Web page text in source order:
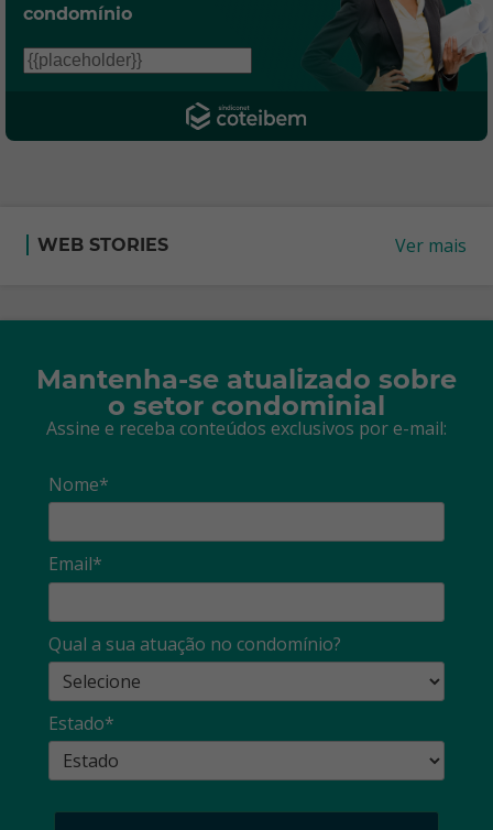
condomínio
WEB STORIES Ver mais
Mantenha-se atualizado sobre
o setor condominial
Assine e receba conteúdos exclusivos por e-mail:
Nome*
Email*
Qual a sua atuação no condomínio?
Estado*